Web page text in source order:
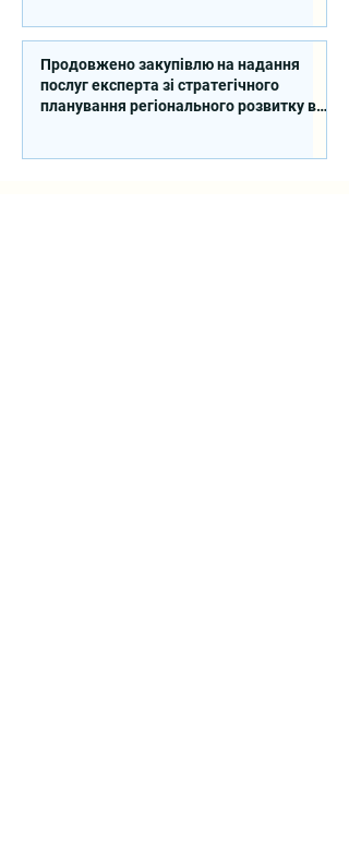
Продовжено закупівлю на надання
послуг експерта зі стратегічного
планування регіонального розвитку в